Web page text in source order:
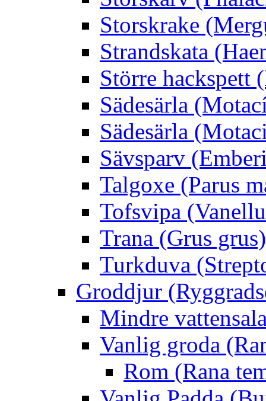
Storskrake
Strandskata
Större hackspett
Sädesärla
Sädesärla
Sävsparv
Talgoxe (Parus
Tofsvipa
Trana (Grus grus)
Turkduva
Groddjur
Mindre
Vanlig groda
Rom (Rana